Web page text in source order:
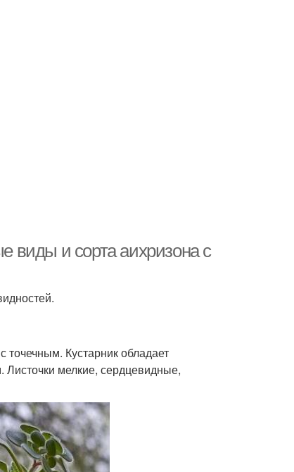
виды и сорта аихризона с
точечным. Кустарник обладает
мелкие, сердцевидные,